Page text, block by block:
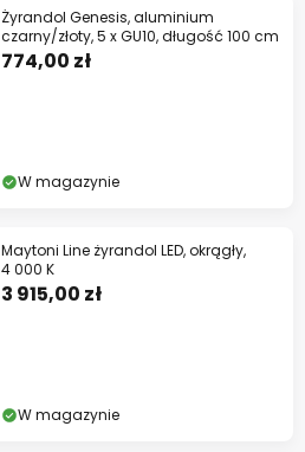
Żyrandol Genesis, aluminium
czarny/złoty, 5 x GU10, długość 100 cm
774,00 zł
W magazynie
Maytoni Line żyrandol LED, okrągły,
4 000 K
3 915,00 zł
W magazynie